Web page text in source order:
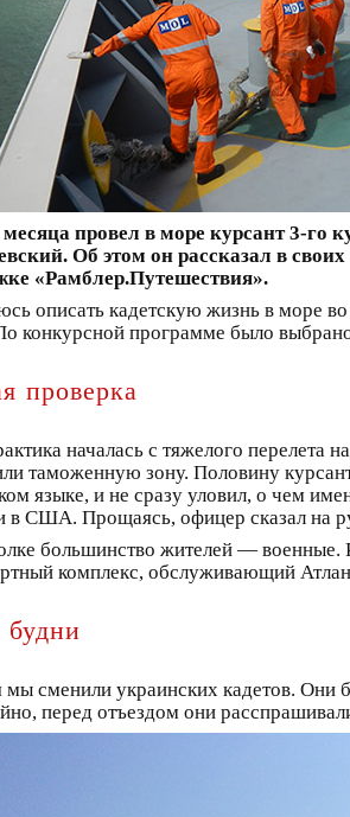
провел в море курсант 3-го
Об этом он рассказал в
«Рамблер.Путешествия».
описать кадетскую жизнь в море
конкурсной программе было выбрано
проверка
началась с тяжелого
таможенную зону. Половину
языке, и не сразу уловил, о чем
в США. Прощаясь, офицер сказал на
большинство жителей — военные.
комплекс, обслуживающий
сменили украинских кадетов. Они
перед отъездом они